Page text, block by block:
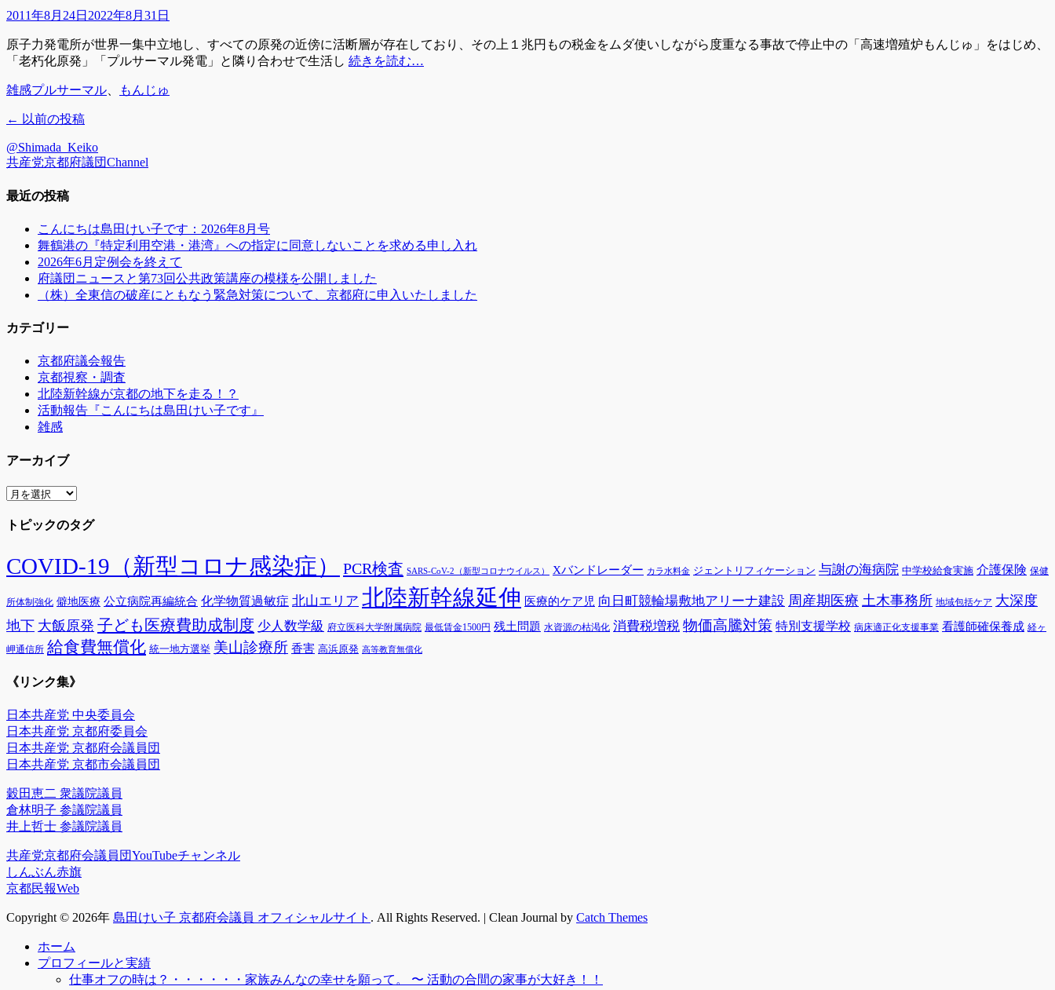
ー
投
日
2011年8月24日 2022年8月31日
原子力発電所が世界一集中立地し、すべての原発の近傍に活断層が存在しており、その上１兆円もの税金をムダ使いしながら度重なる事故で停止中の「高速増殖炉もんじゅ」をはじめ、
「老朽化原発」「プルサーマル発電」と隣り合わせで生活し 続きを読む…
カ
ゴ
ー
雑感タ
プルサーマル、 もんじゅ
投
稿
ナ
ゲ
← 以前の投稿
@Shimada_Keiko
共産党京都府議団Channel
最近の投稿
こんにちは島田けい子です：2026年8月号
舞鶴港の『特定利用空港・港湾』への指定に同意しないことを求める申し入れ
2026年6月定例会を終えて
府議団ニュースと第73回公共政策講座の模様を公開しました
（株）全東信の破産にともなう緊急対策について、京都府に申入いたしました
カテゴリー
京都府議会報告
京都視察・調査
北陸新幹線が京都の地下を走る！？
活動報告『こんにちは島田けい子です』
雑感
アーカイブ
ア
カ
ブ
トピックのタグ
COVID-19（新型コロナ感染症） PCR検査 SARS-CoV-2（新型コロナウイルス） Xバンドレーダー カラ水料金 ジェントリフィケーション 与謝の海病院 中学校給食実施 介護保険 保健
所体制強化 僻地医療 公立病院再編統合 化学物質過敏症 北山エリア 北陸新幹線延伸 医療的ケア児 向日町競輪場敷地アリーナ建設 周産期医療 土木事務所 地域包括ケア 大深度
地下 大飯原発 子ども医療費助成制度 少人数学級 府立医科大学附属病院 最低賃金1500円 残土問題 水資源の枯渇化 消費税増税 物価高騰対策 特別支援学校 病床適正化支援事業 看護師確保養成 経ヶ
岬通信所 給食費無償化 統一地方選挙 美山診療所 香害 高浜原発 高等教育無償化
《リンク集》
日本共産党 中央委員会
日本共産党 京都府委員会
日本共産党 京都府会議員団
日本共産党 京都市会議員団
穀田恵二 衆議院議員
倉林明子 参議院議員
井上哲士 参議院議員
共産党京都府会議員団YouTubeチャンネル
しんぶん赤旗
京都民報Web
Copyright © 2026年 島田けい子 京都府会議員 オフィシャルサイト . All Rights Reserved. | Clean Journal by Catch Themes
ホーム
プロフィールと実績
仕事オフの時は？・・・・・・家族みんなの幸せを願って。 〜 活動の合間の家事が大好き！！